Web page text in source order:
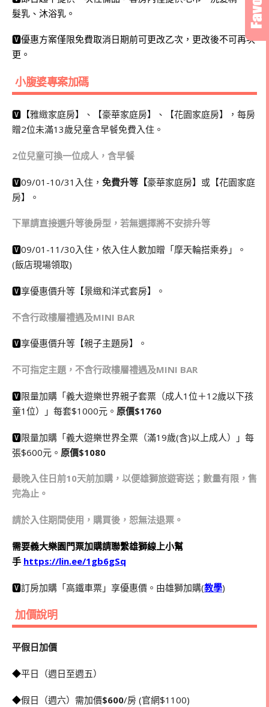
髮乳、沐浴乳。
🆅優惠方案僅限免費取消日期前可更改乙次，更改後不可再次
更。
小腹婆專案加碼
🆅【雅緻家庭房】、【豪華家庭房】、【花園家庭房】，每房
贈2位未滿13歲兒童含早餐免費入住。
2位兒童可換一位成人，含早餐
🆅09/01-10/31入住， 免費升等【豪華家庭房】或【花園家庭
房】。
下單請直接選升等後房型，若無選擇將不安排升等
🆅09/01-11/30入住，依入住人數加贈「摩天輪搭乘券」。
(飯店現場領取)
🆅享優惠價升等【景緻和洋式套房】。
不含行政樓層禮遇及MINI BAR
🆅享優惠價升等【親子主題房】。
不可指定主題，不含行政樓層禮遇及MINI BAR
🆅限量加購「義大遊樂世界親子套票（成人1位＋12歲以下孩
童1位）」每套$1000元。 原價$1760
🆅限量加購「義大遊樂世界全票（滿19歲(含)以上成人）」每
張$600元。 原價$1080
最晚入住日前10天前加購，以便雄獅旅遊寄送；數量有限，售
完為止。
請於入住期間使用，購買後，恕無法退票。
需要義大樂園門票加購請聯繫雄獅線上小幫
手 https://lin.ee/1gb6gSq
🆅訂房加購「高鐵車票」享優惠價。由雄獅加購(教學)
加價說明
平假日加價
◆平日（週日至週五）
◆假日（週六）需加價$600/房 (官網$1100)